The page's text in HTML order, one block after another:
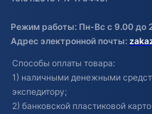
Режим работы: Пн-Вс с 9.00 до
Адрес электронной почты:
Способы оплаты товара:
1) наличными денежными
экспедитору;
2) банковской пластиковой